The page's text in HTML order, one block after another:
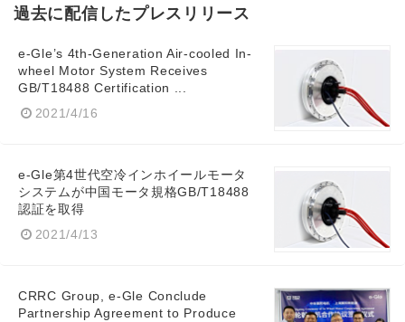
過去に配信したプレスリリース
e-Gle’s 4th-Generation Air-cooled In-
wheel Motor System Receives
GB/T18488 Certification ...
2021/4/16
e-Gle第4世代空冷インホイールモータ
システムが中国モータ規格GB/T18488
認証を取得
2021/4/13
CRRC Group, e-Gle Conclude
Partnership Agreement to Produce